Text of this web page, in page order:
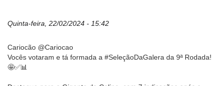
Quinta-feira, 22/02/2024 - 15:42
Cariocão @Cariocao
Vocês votaram e tá formada a #SeleçãoDaGalera da 9ª Rodada!
🤩✅📊